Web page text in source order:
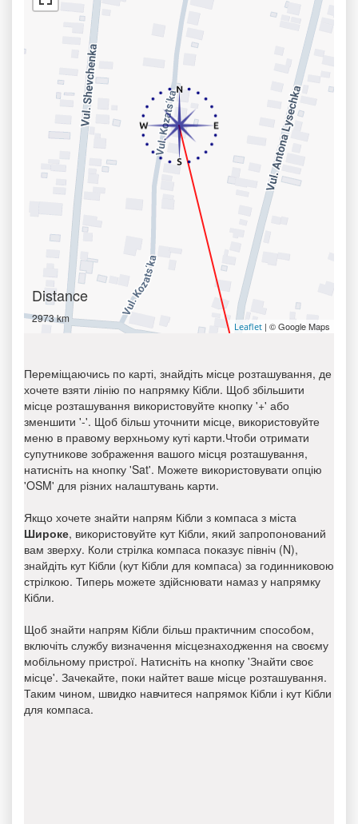
Distance
2973 km
Leaflet | © Google Maps
Переміщаючись по карті, знайдіть місце розташування, де
хочете взяти лінію по напрямку Кібли. Щоб збільшити
місце розташування використовуйте кнопку '+' або
зменшити '-'. Щоб більш уточнити місце, використовуйте
меню в правому верхньому куті карти.Чтоби отримати
супутникове зображення вашого місця розташування,
натисніть на кнопку 'Sat'. Можете використовувати опцію
'OSM' для різних налаштувань карти.
Якщо хочете знайти напрям Кібли з компаса з міста
Широке, використовуйте кут Кібли, який запропонований
вам зверху. Коли стрілка компаса показує північ (N),
знайдіть кут Кібли (кут Кібли для компаса) за годинниковою
стрілкою. Типерь можете здійснювати намаз у напрямку
Кібли.
Щоб знайти напрям Кібли більш практичним способом,
включіть службу визначення місцезнаходження на своєму
мобільному пристрої. Натисніть на кнопку 'Знайти своє
місце'. Зачекайте, поки найтет ваше місце розташування.
Таким чином, швидко навчитеся напрямок Кібли і кут Кібли
для компаса.